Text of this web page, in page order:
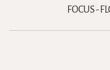
FOCUS -